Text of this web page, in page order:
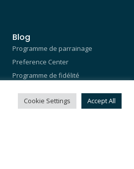
Blog
Programme de parrainage
Preference Center
Programme de fidélité
Cookie Settings Accept All